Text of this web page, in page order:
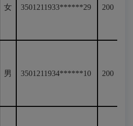
女 3501211933******29 200
男 3501211934******10 200